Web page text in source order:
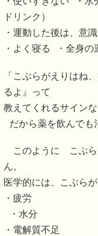
ドリンク）
・運動した後は、意
・よく寝る ・全身の
「こぶらがえりはね
るよ』って
教えてくれるサインな
だから薬を飲んでも
このように こぶら
ん。
医学的には、こぶら
・疲労
・水分
・電解質不足